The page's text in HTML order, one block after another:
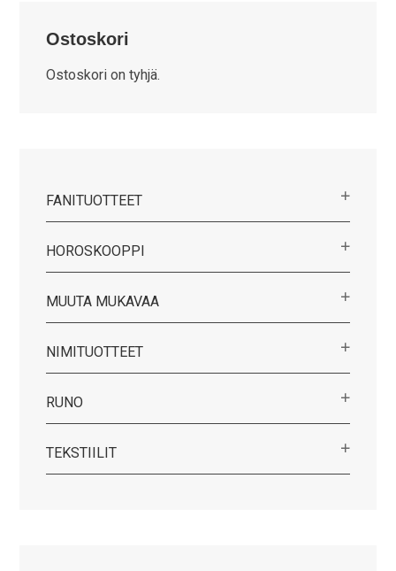
Ostoskori
Ostoskori on tyhjä.
FANITUOTTEET
HOROSKOOPPI
MUUTA MUKAVAA
NIMITUOTTEET
RUNO
TEKSTIILIT